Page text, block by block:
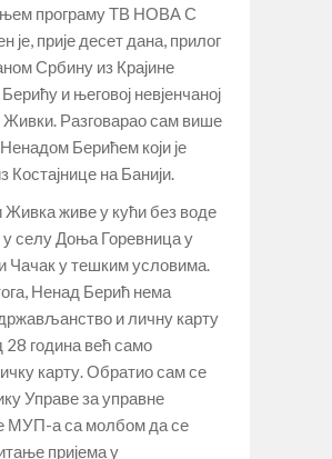
програму ТВ НОВА С
је, прије десет дана, прилог
Србину из Крајине
и његовој невјенчаној
Живки. Разговарао сам више
Берићем који је
Костајнице на Банији.
Живка живе у кући без воде
у селу Доња Горевница у
Чачак у тешким условима.
Ненад Берић нема
и личну карту
28 година већ само
карту. Обратио сам се
Управе за управне
МУП-а са молбом да се
пријема у